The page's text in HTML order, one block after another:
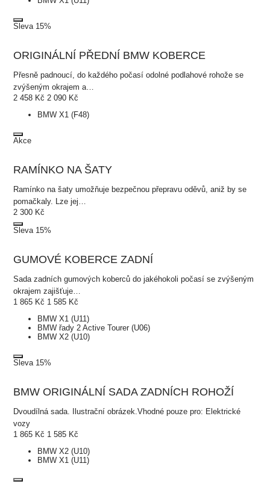
Sleva 15%
ORIGINÁLNÍ PŘEDNÍ BMW KOBERCE
Přesně padnoucí, do každého počasí odolné podlahové rohože se
zvýšeným okrajem a…
2 458 Kč2 090 Kč
BMW X1 (F48)
Akce
RAMÍNKO NA ŠATY
Ramínko na šaty umožňuje bezpečnou přepravu oděvů, aniž by se
pomačkaly. Lze jej…
2 300 Kč
Sleva 15%
GUMOVÉ KOBERCE ZADNÍ
Sada zadních gumových koberců do jakéhokoli počasí se zvýšeným
okrajem zajišťuje…
1 865 Kč 1 585 Kč
BMW X1 (U11)
BMW řady 2 Active Tourer (U06)
BMW X2 (U10)
Sleva 15%
BMW ORIGINÁLNÍ SADA ZADNÍCH ROHOŽÍ
Dvoudílná sada. Ilustrační obrázek.Vhodné pouze pro: Elektrické
vozy
1 865 Kč 1 585 Kč
BMW X2 (U10)
BMW X1 (U11)